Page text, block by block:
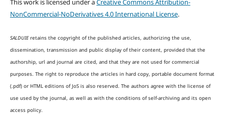
This work is licensed under aCreative Commons Attribution-
NonCommercial-NoDerivatives 4.0 International License.
SALDUIEretains the copyright of the published articles, authorizing the use,
dissemination, transmission and public display of their content, provided that the
authorship, url and journal are cited, and that they are not used for commercial
purposes. The right to reproduce the articles in hard copy, portable document format
(.pdf) or HTML editions of JoS is also reserved. The authors agree with the license of
use used by the journal, as well as with the conditions of self-archiving and its open
access policy.